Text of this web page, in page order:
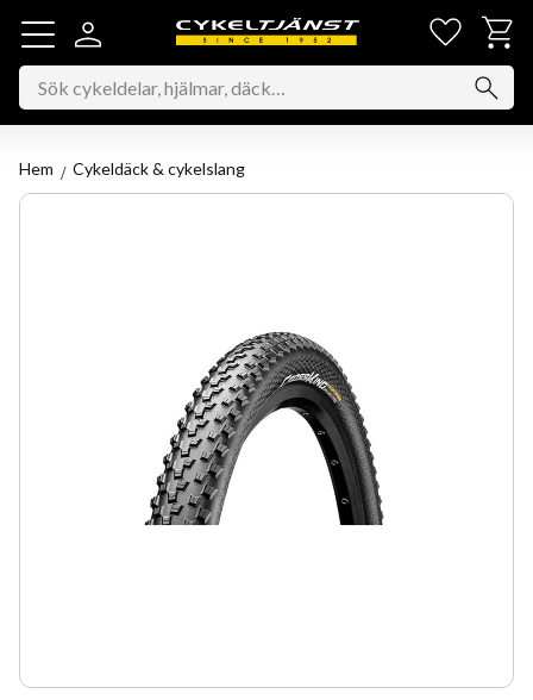
Meny
Hem Cykeldäck & cykelslang